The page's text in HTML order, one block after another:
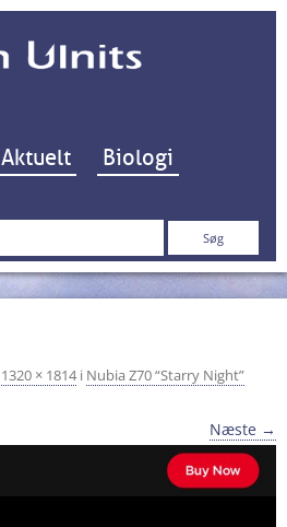
Hop til indhold
Aktuelt Biologi
1320 × 1814i Nubia Z70 “Starry Night”
Næste →